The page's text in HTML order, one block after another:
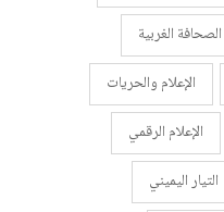
الصحافة الغربية
الإعلام والحريات
الإعلام الرقمي
التيار اليميني